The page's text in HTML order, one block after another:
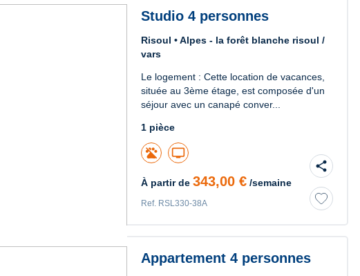
Studio 4 personnes
Risoul • Alpes - la forêt blanche risoul /
vars
Le logement : Cette location de vacances,
située au 3ème étage, est composée d'un
séjour avec un canapé conver...
1 pièce
tv
À partir de343,00 € /semaine
Ref. RSL330-38A
share
Appartement 4 personnes